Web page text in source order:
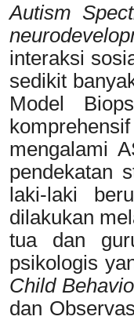
Autism
interaksi
sedikit
Model
mengalami
pendekatan
laki-laki
dilakukan
tua dan
psikologis
Child
dan